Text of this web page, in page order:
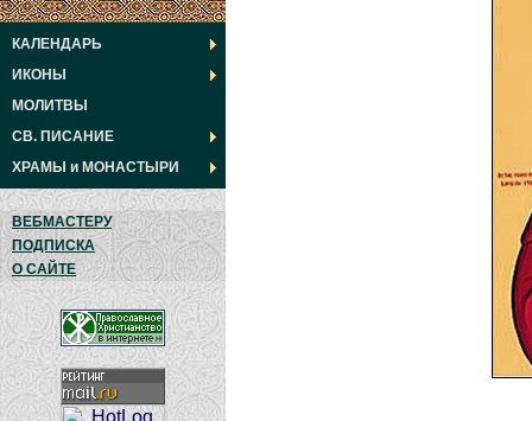
КАЛЕНДАРЬ
ИКОНЫ
МОЛИТВЫ
СВ. ПИСАНИЕ
ХРАМЫ и МОНАСТЫРИ
ВЕБМАСТЕРУ
ПОДПИСКА
О САЙТЕ